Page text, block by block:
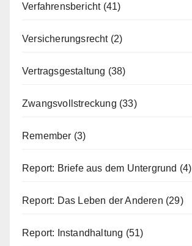
Verfahrensbericht(41)
Versicherungsrecht(2)
Vertragsgestaltung (38)
Zwangsvollstreckung (33)
Remember (3)
Report: Briefe aus dem Untergrund (4)
Report: Das Leben der Anderen (29)
Report: Instandhaltung (51)